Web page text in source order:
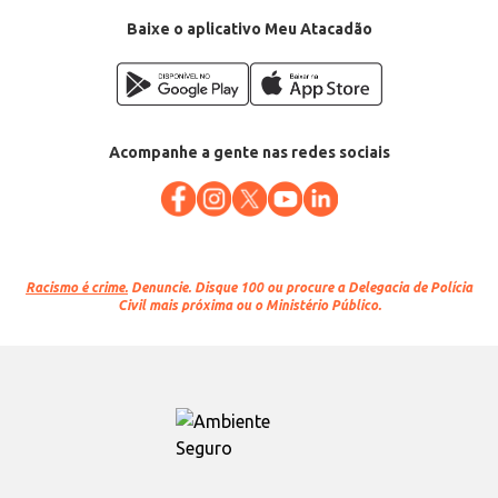
Baixe o aplicativo Meu Atacadão
Acompanhe a gente nas redes sociais
Racismo é crime. Denuncie. Disque 100 ou procure a Delegacia de Polícia
Civil mais próxima ou o Ministério Público.